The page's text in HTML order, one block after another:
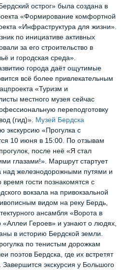
острог» была создана в
«Формирование комфортной
«Инфраструктура для жизни».
по инициативе активных
за его строительство в
и городская среда».
города даёт ощутимые
всё более привлекательным
«Туризм и
местного музея сейчас
переподготовку
(гид)». Музей Бердска
экскурсию «Прогулка с
10 июня в 15:00. По отзывам
после неё «Я стал
глазами!». Маршрут стартует
над железнодорожными путями и
гости познакомятся с
вокзала на привокзальной
видом на реку Бердь,
ансамбля «Ворота в
«Аллеи Героев» и узнают о людях,
в историю Бердской земли.
по тенистым дорожкам
поэтов Бердска, где их встретят
экскурсия у Большого